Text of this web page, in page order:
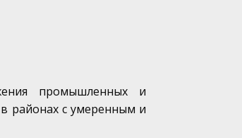
промышленных и
районах с умеренным и